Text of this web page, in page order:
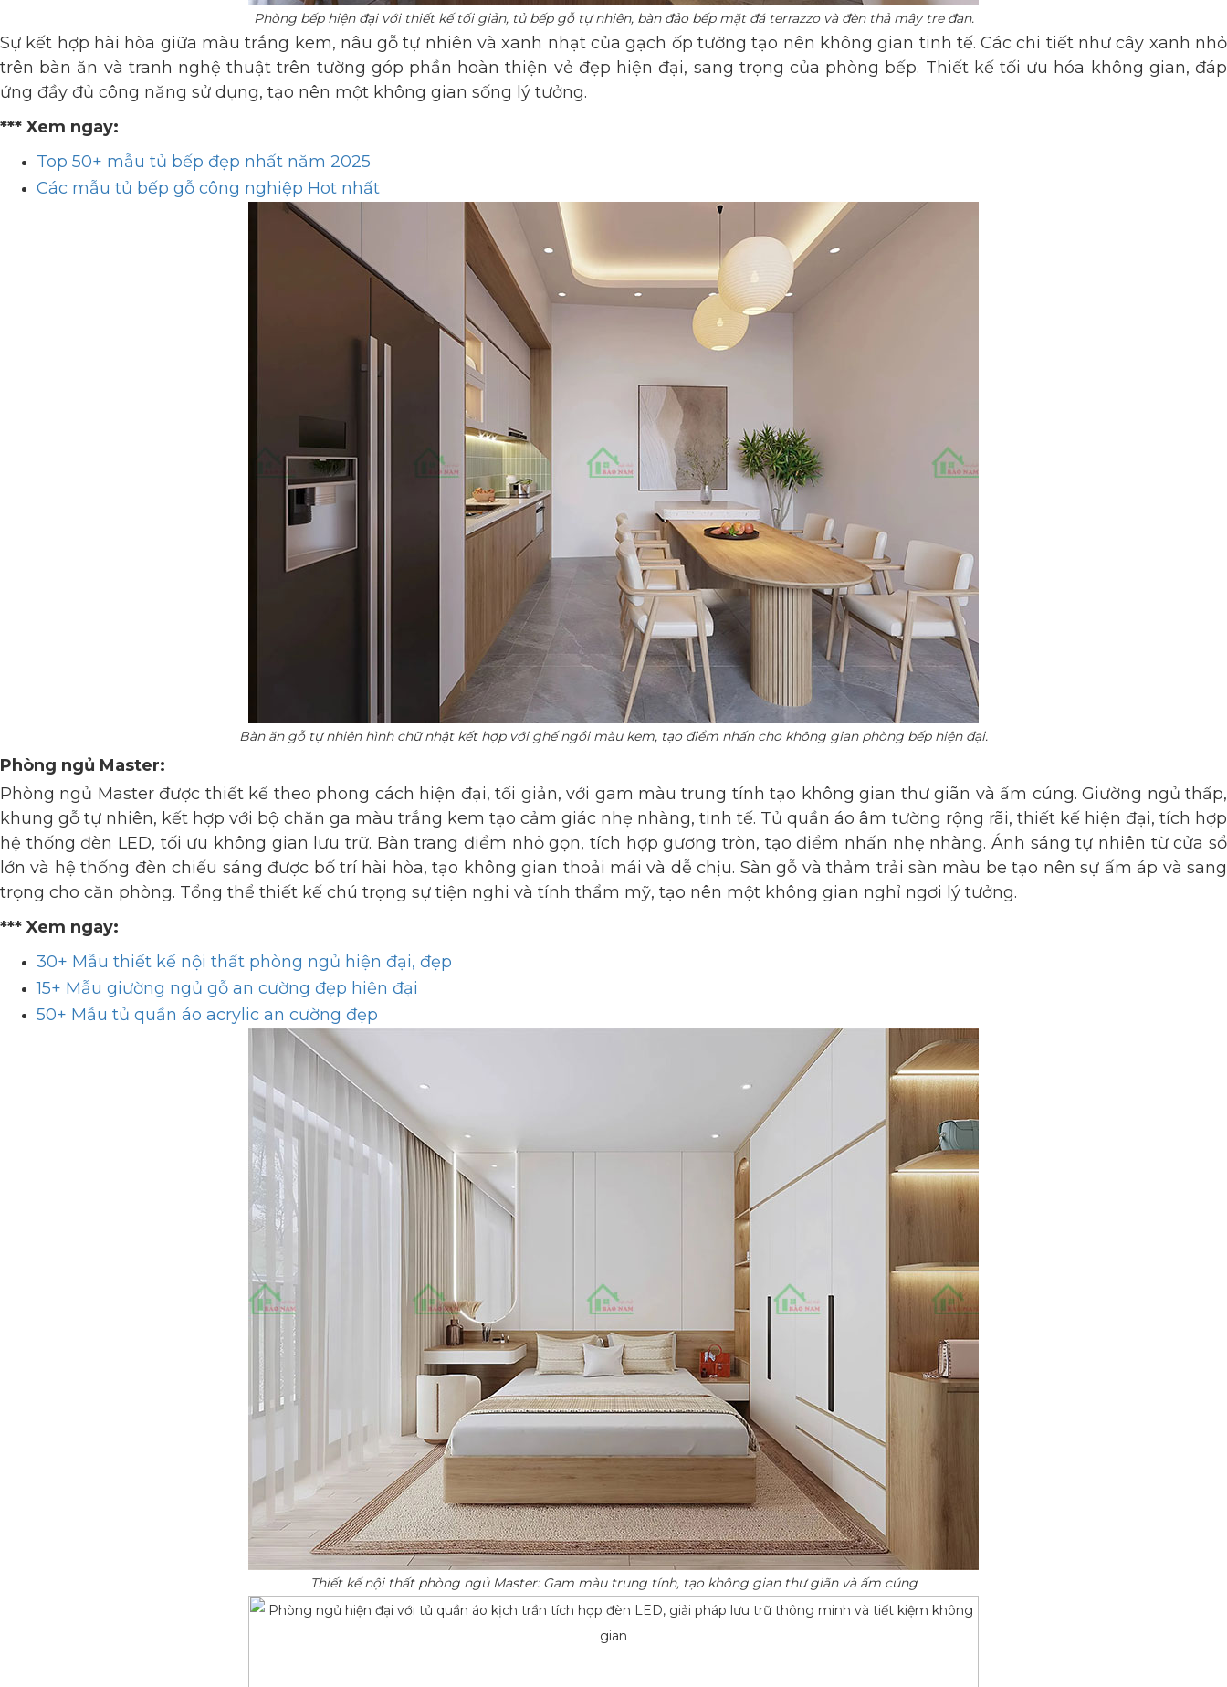
Phòng bếp hiện đại với thiết kế tối giản, tủ bếp gỗ tự nhiên, bàn đảo bếp mặt đá terrazzo và đèn thả mây tre đan.
Sự kết hợp hài hòa giữa màu trắng kem, nâu gỗ tự nhiên và xanh nhạt của gạch ốp tường tạo nên không gian tinh tế. Các chi tiết như cây xanh nhỏ
trên bàn ăn và tranh nghệ thuật trên tường góp phần hoàn thiện vẻ đẹp hiện đại, sang trọng của phòng bếp. Thiết kế tối ưu hóa không gian, đáp
ứng đầy đủ công năng sử dụng, tạo nên một không gian sống lý tưởng.
*** Xem ngay:
Top 50+ mẫu tủ bếp đẹp nhất năm 2025
Các mẫu tủ bếp gỗ công nghiệp Hot nhất
Bàn ăn gỗ tự nhiên hình chữ nhật kết hợp với ghế ngồi màu kem, tạo điểm nhấn cho không gian phòng bếp hiện đại.
Phòng ngủ Master:
Phòng ngủ Master được thiết kế theo phong cách hiện đại, tối giản, với gam màu trung tính tạo không gian thư giãn và ấm cúng. Giường ngủ thấp,
khung gỗ tự nhiên, kết hợp với bộ chăn ga màu trắng kem tạo cảm giác nhẹ nhàng, tinh tế. Tủ quần áo âm tường rộng rãi, thiết kế hiện đại, tích hợp
hệ thống đèn LED, tối ưu không gian lưu trữ. Bàn trang điểm nhỏ gọn, tích hợp gương tròn, tạo điểm nhấn nhẹ nhàng. Ánh sáng tự nhiên từ cửa sổ
lớn và hệ thống đèn chiếu sáng được bố trí hài hòa, tạo không gian thoải mái và dễ chịu. Sàn gỗ và thảm trải sàn màu be tạo nên sự ấm áp và sang
trọng cho căn phòng. Tổng thể thiết kế chú trọng sự tiện nghi và tính thẩm mỹ, tạo nên một không gian nghỉ ngơi lý tưởng.
*** Xem ngay:
30+ Mẫu thiết kế nội thất phòng ngủ hiện đại, đẹp
15+ Mẫu giường ngủ gỗ an cường đẹp hiện đại
50+ Mẫu tủ quần áo acrylic an cường đẹp
Thiết kế nội thất phòng ngủ Master: Gam màu trung tính, tạo không gian thư giãn và ấm cúng